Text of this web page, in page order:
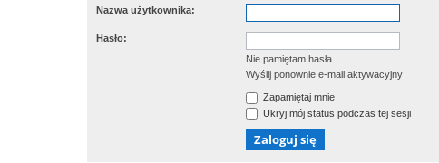
Nazwa użytkownika:
Hasło:
Nie pamiętam hasła
Wyślij ponownie e-mail aktywacyjny
Zapamiętaj mnie
Ukryj mój status podczas tej sesji